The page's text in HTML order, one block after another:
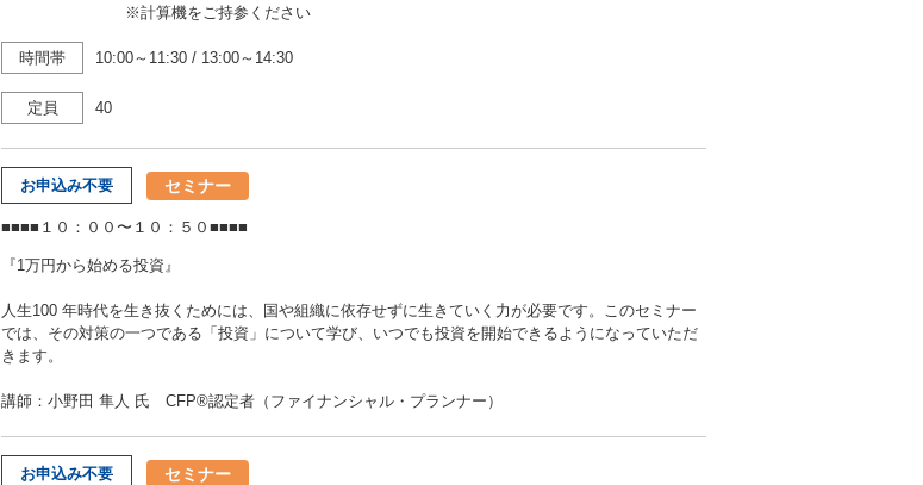
※計算機をご持参ください
時間帯 10:00～11:30 / 13:00～14:30
定員 40
お申込み不要 セミナー
■■■■１０：００〜１０：５０■■■■
『1万円から始める投資』
人生100 年時代を生き抜くためには、国や組織に依存せずに生きていく力が必要です。このセミナー
では、その対策の一つである「投資」について学び、いつでも投資を開始できるようになっていただ
きます。
講師：小野田 隼人 氏 CFP®認定者（ファイナンシャル・プランナー）
お申込み不要 セミナー